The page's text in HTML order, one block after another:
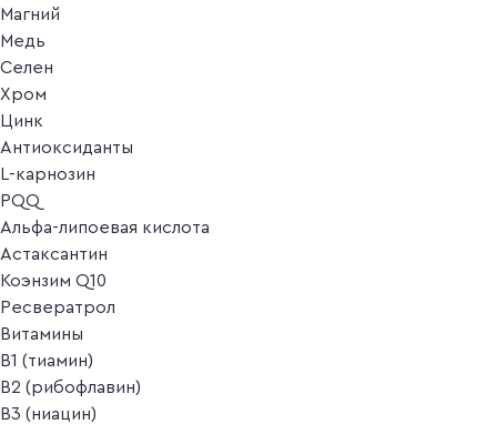
Магний
Медь
Селен
Хром
Цинк
Антиоксиданты
L-карнозин
PQQ
Альфа-липоевая кислота
Астаксантин
Коэнзим Q10
Ресвератрол
Витамины
B1 (тиамин)
B2 (рибофлавин)
B3 (ниацин)